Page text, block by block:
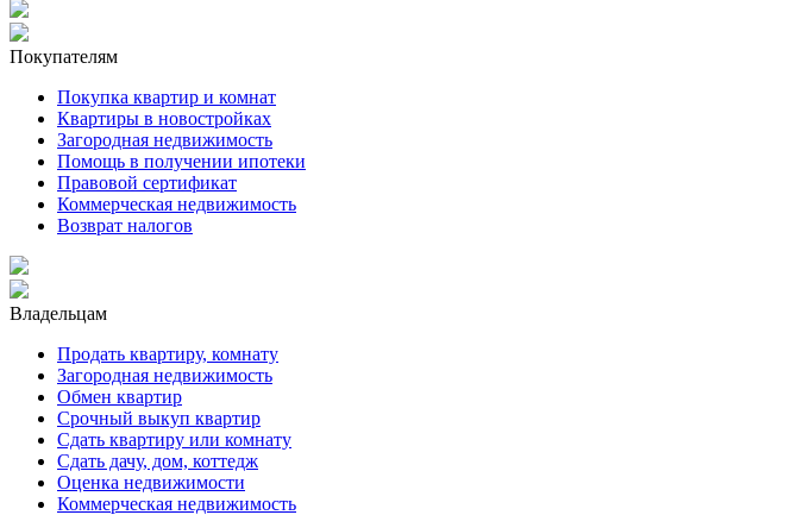
Покупателям
Покупка квартир и комнат
Квартиры в новостройках
Загородная недвижимость
Помощь в получении ипотеки
Правовой сертификат
Коммерческая недвижимость
Возврат налогов
Владельцам
Продать квартиру, комнату
Загородная недвижимость
Обмен квартир
Срочный выкуп квартир
Сдать квартиру или комнату
Сдать дачу, дом, коттедж
Оценка недвижимости
Коммерческая недвижимость